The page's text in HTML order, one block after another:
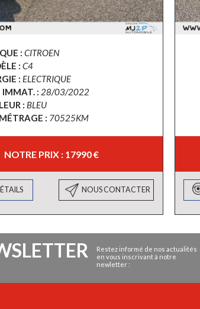
: CITROEN
: C4
: ELECTRIQUE
IMMAT. : 28/03/2022
: BLEU
: 70525KM
NOTRE PRIX : 17990 €
NOUS CONTACTER
Restez informé de nos actualités
en vous inscrivant à notre
newletter :